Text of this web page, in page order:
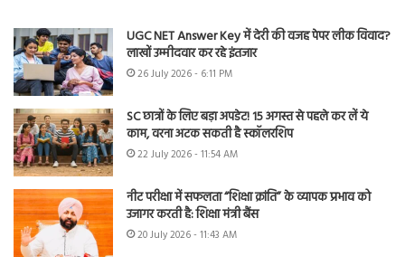
UGC NET Answer Key में देरी की वजह पेपर लीक विवाद?
लाखों उम्मीदवार कर रहे इंतजार
26 July 2026 - 6:11 PM
SC छात्रों के लिए बड़ा अपडेट! 15 अगस्त से पहले कर लें ये
काम, वरना अटक सकती है स्कॉलरशिप
22 July 2026 - 11:54 AM
नीट परीक्षा में सफलता “शिक्षा क्रांति” के व्यापक प्रभाव को
उजागर करती है: शिक्षा मंत्री बैंस
20 July 2026 - 11:43 AM